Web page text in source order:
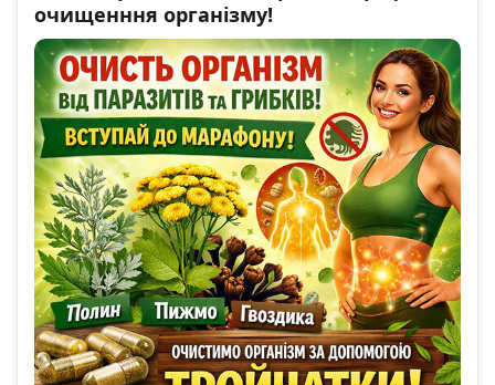
очищенння організму!